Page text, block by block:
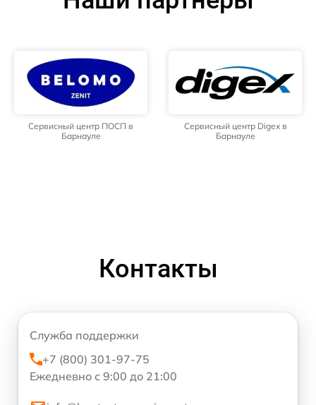
Сервисный центр ПОСП в
Барнауле
Сервисный центр Digex в
Барнауле
Контакты
Служба поддержки
+7 (800) 301-97-75
Ежедневно с 9:00 до 21:00